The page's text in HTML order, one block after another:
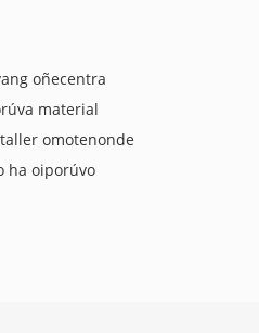
oñecentra
material
omotenonde
ha oiporúvo